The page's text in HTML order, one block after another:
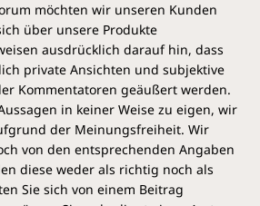
verpackt für die angenehme
Kapseln von Unimedica
Das entspricht einem 4-
unerwünschte
möchten wir unseren Kunden
über unsere Produkte
ausdrücklich darauf hin, dass
private Ansichten und subjektive
Kommentatoren geäußert werden.
in keiner Weise zu eigen, wir
der Meinungsfreiheit. Wir
von den entsprechenden Angaben
diese weder als richtig noch als
Sie sich von einem Beitrag